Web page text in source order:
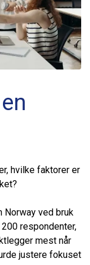
hvilke faktorer er
Norway ved bruk
respondenter,
mest når
justere fokuset